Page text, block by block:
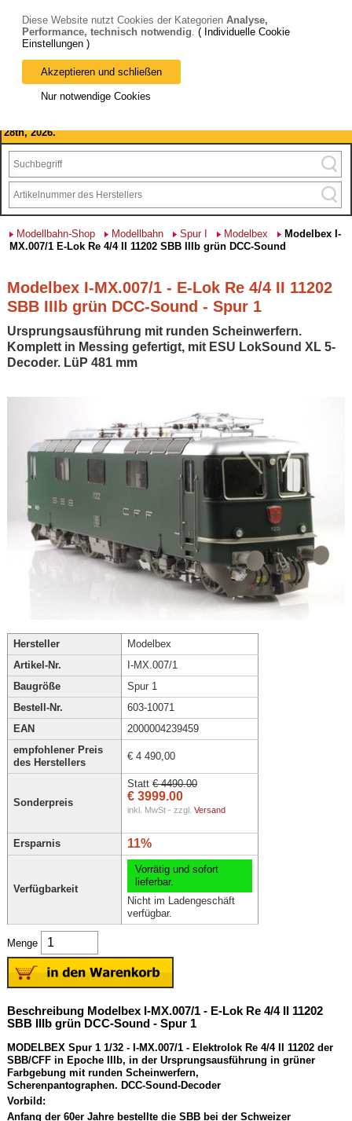
Bitte beachten Sie: wir machen Betriebsferien, vom 03. bis 28.
August 2026 haben wir geschlossen.
28th, 2026.
Modellbahn-Shop Modellbahn Spur I Modelbex
Modelbex I-
MX.007/1 E-Lok Re 4/4 II 11202 SBB IIIb grün DCC-Sound
Modelbex I-MX.007/1 - E-Lok Re 4/4 II 11202
SBB IIIb grün DCC-Sound - Spur 1
Ursprungsausführung mit runden Scheinwerfern.
Komplett in Messing gefertigt, mit ESU LokSound XL 5-
Decoder. LüP 481 mm
Hersteller
Modelbex
Artikel-Nr.
I-MX.007/1
Baugröße
Spur 1
Bestell-Nr.
603-10071
EAN
2000004239459
empfohlener Preis
des Herstellers
€ 4 490,00
Sonderpreis
Statt € 4490.00
€ 3999.00
inkl. MwSt - zzgl. Versand
Ersparnis 11%
Verfügbarkeit
Vorrätig und sofort
lieferbar.
Nicht im Ladengeschäft
verfügbar.
Menge
Beschreibung Modelbex I-MX.007/1 - E-Lok Re 4/4 II 11202
SBB IIIb grün DCC-Sound - Spur 1
MODELBEX Spur 1 1/32 - I-MX.007/1 - Elektrolok Re 4/4 II 11202 der
SBB/CFF in Epoche IIIb, in der Ursprungsausführung in grüner
Farbgebung mit runden Scheinwerfern,
Scherenpantographen. DCC-Sound-Decoder
Vorbild:
Anfang der 60er Jahre bestellte die SBB bei der Schweizer
Diese Website nutzt Cookies der Kategorien Analyse,
Performance, technisch notwendig. ( Individuelle Cookie
Einstellungen )
Akzeptieren und schließen
Nur notwendige Cookies